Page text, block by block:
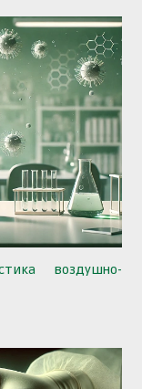
воздушно-